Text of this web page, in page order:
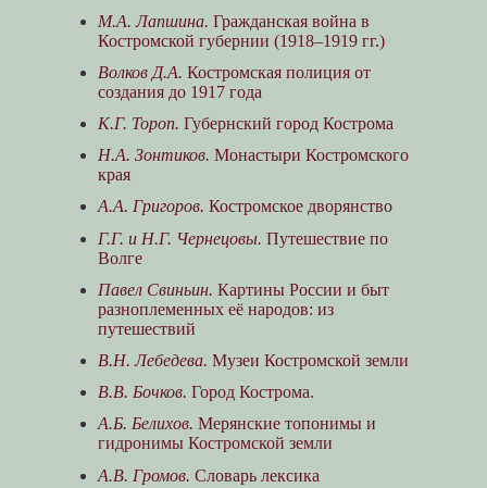
М.А. Лапшина. Гражданская война в
Костромской губернии (1918–1919 гг.)
Волков Д.А. Костромская полиция от
создания до 1917 года
К.Г. Тороп. Губернский город Кострома
Н.А. Зонтиков. Монастыри Костромского
края
А.А. Григоров. Костромское дворянство
Г.Г. и Н.Г. Чернецовы. Путешествие по
Волге
Павел Свиньин. Картины России и быт
разноплеменных её народов: из
путешествий
В.Н. Лебедева. Музеи Костромской земли
В.В. Бочков. Город Кострома.
А.Б. Белихов. Мерянские топонимы и
гидронимы Костромской земли
А.В. Громов. Словарь лексика